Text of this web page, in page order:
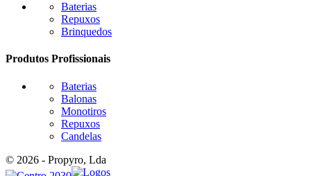
Baterias
Repuxos
Brinquedos
Produtos Profissionais
Baterias
Balonas
Monotiros
Repuxos
Candelas
© 2026 - Propyro, Lda